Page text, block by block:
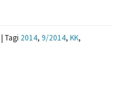
| Tagi 2014, 9/2014, KK,